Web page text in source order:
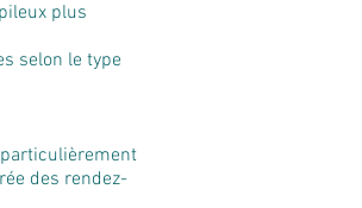
plus
selon le type
des rendez-